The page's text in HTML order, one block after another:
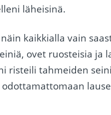
läheisinä.
kaikkialla vain
ovet ruosteisia ja
risteili tahmeiden